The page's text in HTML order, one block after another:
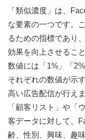
「類似濃度」は、
な要素の一つです。
るための指標であり
効果を向上させるこ
数値には「1%」「
それぞれの数値が示
高い広告配信が行え
「顧客リスト」や「
客データに対して、
齢、性別、興味、趣